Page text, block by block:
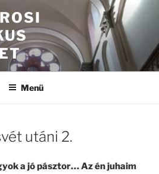
Menü
utáni 2.
a jó pásztor… Az én juhaim